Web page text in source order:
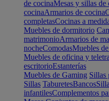
de cocinaMesas y sillas de
cocinaArmarios de cocina
completasCocinas a
Muebles de dormitorio
matrimonioArmarios de
nocheComodasMuebles
Muebles de oficina y
escritorioEstanterías
Muebles de Gaming Sillas
Sillas TaburetesBancos
infantilesComplementos